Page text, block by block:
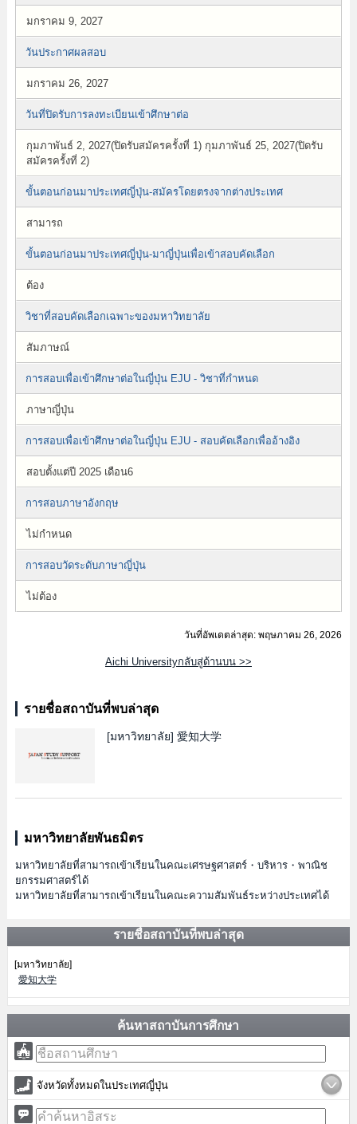
มกราคม 9, 2027
วันประกาศผลสอบ
มกราคม 26, 2027
วันที่ปิดรับการลงทะเบียนเข้าศึกษาต่อ
กุมภาพันธ์ 2, 2027(ปิดรับสมัครครั้งที่ 1) กุมภาพันธ์ 25, 2027(ปิดรับ
สมัครครั้งที่ 2)
ขั้นตอนก่อนมาประเทศญี่ปุ่น-สมัครโดยตรงจากต่างประเทศ
สามารถ
ขั้นตอนก่อนมาประเทศญี่ปุ่น-มาญี่ปุ่นเพื่อเข้าสอบคัดเลือก
ต้อง
วิชาที่สอบคัดเลือกเฉพาะของมหาวิทยาลัย
สัมภาษณ์
การสอบเพื่อเข้าศึกษาต่อในญี่ปุ่น EJU - วิชาที่กำหนด
ภาษาญี่ปุ่น
การสอบเพื่อเข้าศึกษาต่อในญี่ปุ่น EJU - สอบคัดเลือกเพื่ออ้างอิง
สอบตั้งแต่ปี 2025 เดือน6
การสอบภาษาอังกฤษ
ไม่กำหนด
การสอบวัดระดับภาษาญี่ปุ่น
ไม่ต้อง
วันที่อัพเดตล่าสุด: พฤษภาคม 26, 2026
Aichi Universityกลับสู่ด้านบน >>
รายชื่อสถาบันที่พบล่าสุด
[มหาวิทยาลัย] 愛知大学
มหาวิทยาลัยพันธมิตร
มหาวิทยาลัยที่สามารถเข้าเรียนในคณะเศรษฐศาสตร์・บริหาร・พาณิช
ยกรรมศาสตร์ได้
มหาวิทยาลัยที่สามารถเข้าเรียนในคณะความสัมพันธ์ระหว่างประเทศได้
รายชื่อสถาบันที่พบล่าสุด
[มหาวิทยาลัย]
愛知大学
ค้นหาสถาบันการศึกษา
จังหวัดทั้งหมดในประเทศญี่ปุ่น